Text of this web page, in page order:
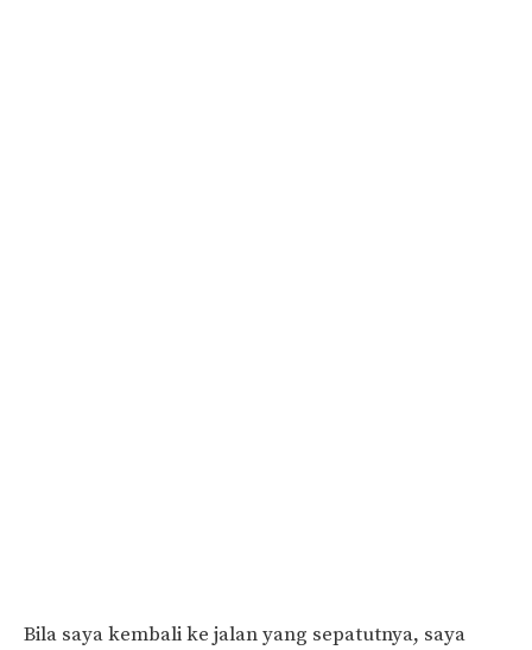
Bila saya kembali ke jalan yang sepatutnya, saya